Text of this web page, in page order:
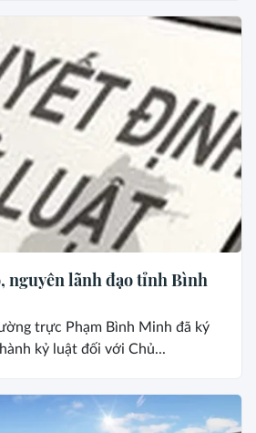
nguyên lãnh đạo tỉnh Bình
trực Phạm Bình Minh đã ký
kỷ luật đối với Chủ...